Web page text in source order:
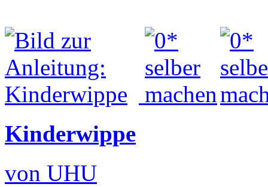
Kinderwippe
von UHU